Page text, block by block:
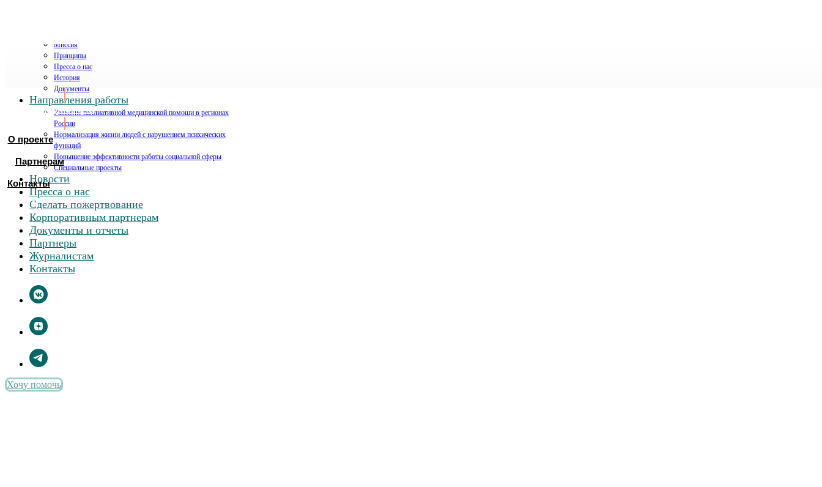
Хочу помочь
О проекте
Партнерам
Контакты
Миссия
Принципы
Пресса о нас
История
Документы
Направления работы
Развитие паллиативной медицинской помощи в регионах
России
Нормализация жизни людей с нарушением психических
функций
Повышение эффективности работы социальной сферы
Специальные проекты
Новости
Пресса о нас
Сделать пожертвование
Корпоративным партнерам
Документы и отчеты
Партнеры
Журналистам
Контакты
Хочу помочь